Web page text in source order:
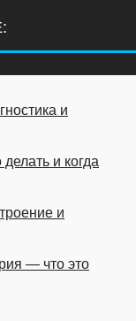
и
и когда
и
— что это